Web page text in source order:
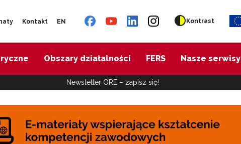
Kontakt EN Kontrast
Obszary działalności FERS Nasze serwisy
Newsletter ORE – zapisz się!
skoordynowanego systemu pomocy specjalistycznej (SCWEW)"